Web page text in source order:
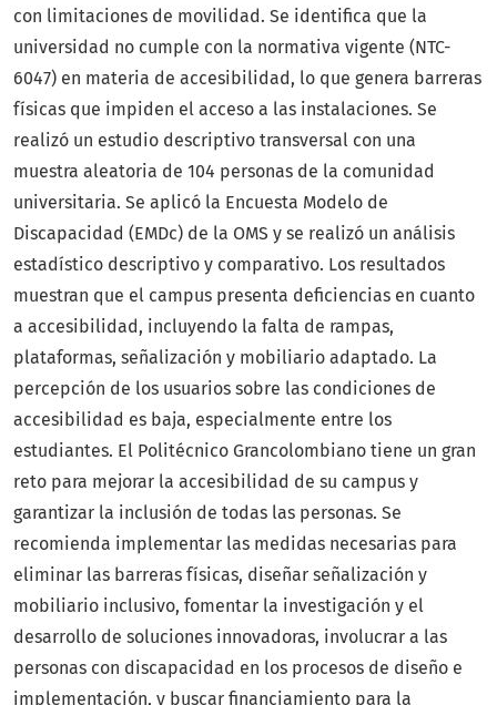
con limitaciones de movilidad. Se identifica que la
universidad no cumple con la normativa vigente (NTC-
6047) en materia de accesibilidad, lo que genera barreras
físicas que impiden el acceso a las instalaciones. Se
realizó un estudio descriptivo transversal con una
muestra aleatoria de 104 personas de la comunidad
universitaria. Se aplicó la Encuesta Modelo de
Discapacidad (EMDc) de la OMS y se realizó un análisis
estadístico descriptivo y comparativo. Los resultados
muestran que el campus presenta deficiencias en cuanto
a accesibilidad, incluyendo la falta de rampas,
plataformas, señalización y mobiliario adaptado. La
percepción de los usuarios sobre las condiciones de
accesibilidad es baja, especialmente entre los
estudiantes. El Politécnico Grancolombiano tiene un gran
reto para mejorar la accesibilidad de su campus y
garantizar la inclusión de todas las personas. Se
recomienda implementar las medidas necesarias para
eliminar las barreras físicas, diseñar señalización y
mobiliario inclusivo, fomentar la investigación y el
desarrollo de soluciones innovadoras, involucrar a las
personas con discapacidad en los procesos de diseño e
implementación, y buscar financiamiento para la